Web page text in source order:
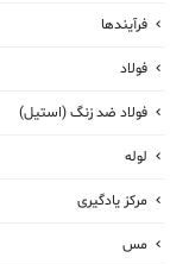
فرآیندها
فولاد
فولاد ضد زنگ (استیل)
لوله
مرکز یادگیری
مس